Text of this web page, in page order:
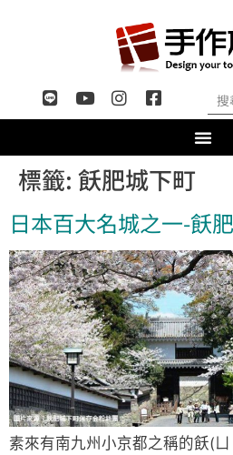
標籤: 飫肥城下町
日本百大名城之一-飫
素來有南九州小京都之稱的飫(